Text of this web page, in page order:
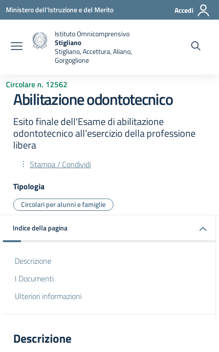
Vai ai contenuti
Vai al menu di navigazione
Vai al footer
Ministero dell'Istruzione e del Merito Accedi
Istituto Omnicomprensivo
Stigliano
Stigliano, Accettura, Aliano,
Gorgoglione
Circolare n. 12562
Abilitazione odontotecnico
Esito finale dell'Esame di abilitazione
odontotecnico all'esercizio della professione
libera
Stampa / Condividi
Tipologia
Circolari per alunni e famiglie
Indice della pagina
Descrizione
I Documenti
Ulteriori informazioni
Descrizione